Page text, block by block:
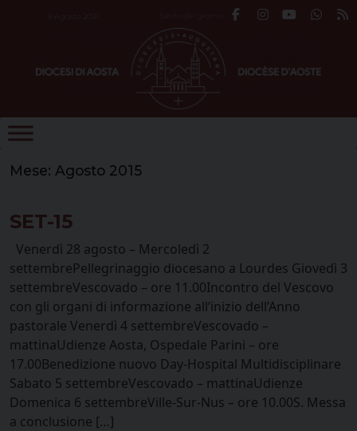
Mese: Agosto 2015
SET-15
Venerdì 28 agosto – Mercoledì 2
settembrePellegrinaggio diocesano a Lourdes Giovedì 3
settembreVescovado – ore 11.00Incontro del Vescovo
con gli organi di informazione all’inizio dell’Anno
pastorale Venerdì 4 settembreVescovado –
mattinaUdienze Aosta, Ospedale Parini – ore
17.00Benedizione nuovo Day-Hospital Multidisciplinare
Sabato 5 settembreVescovado – mattinaUdienze
Domenica 6 settembreVille-Sur-Nus – ore 10.00S. Messa
a conclusione […]